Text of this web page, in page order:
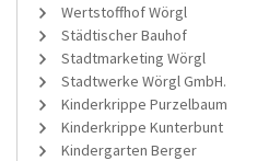
Wertstoffhof Wörgl
Städtischer Bauhof
Stadtmarketing Wörgl
Stadtwerke Wörgl GmbH.
Kinderkrippe Purzelbaum
Kinderkrippe Kunterbunt
Kindergarten Berger